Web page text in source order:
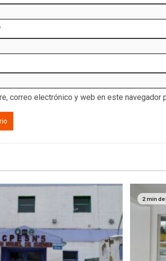
correo electrónico y web en este navegador
2 min